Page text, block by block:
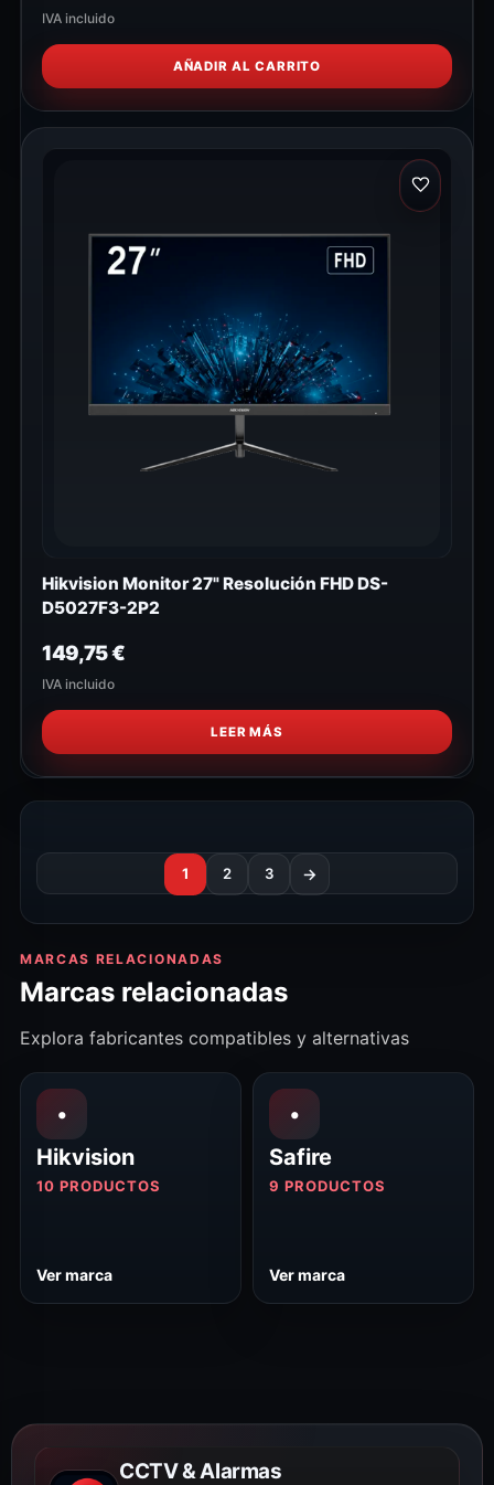
IVA incluido
AÑADIR AL CARRITO
Hikvision Monitor 27" Resolución FHD DS-
D5027F3-2P2
149,75€
IVA incluido
LEER MÁS
1 2 3 →
MARCAS RELACIONADAS
Marcas relacionadas
Explora fabricantes compatibles y alternativas
•
Hikvision
10 PRODUCTOS
Ver marca
•
Safire
9 PRODUCTOS
Ver marca
CCTV & Alarmas